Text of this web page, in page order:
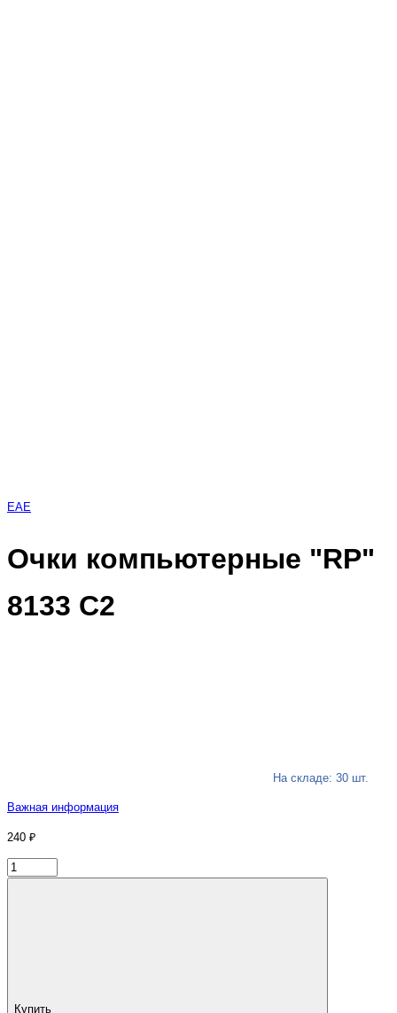
EAE
Очки компьютерные "RP"
8133 С2
На складе: 30 шт.
Важная информация
240 ₽
Купить